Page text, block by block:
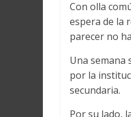
Con olla
espera de la
parecer no
Una semana
por la
secundaria.
Por su lado,